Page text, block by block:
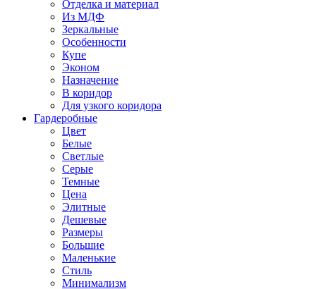
Отделка и материал
Из МДФ
Зеркальные
Особенности
Купе
Эконом
Назначение
В коридор
Для узкого коридора
Гардеробные
Цвет
Белые
Светлые
Серые
Темные
Цена
Элитные
Дешевые
Размеры
Большие
Маленькие
Стиль
Минимализм